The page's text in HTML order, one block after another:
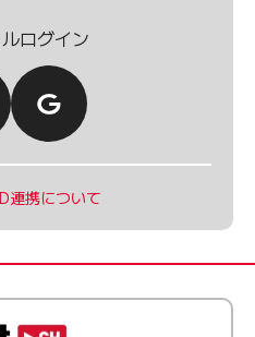
ログイン
連携について